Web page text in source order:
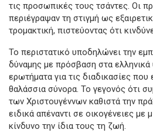
τις προσωπικές τους τσάντες. Οι
περιέγραψαν τη στιγμή ως
τρομακτική, πιστεύοντας ότι
Το περιστατικό υποδηλώνει την
δύναμης με πρόσβαση στα ελληνικά
ερωτήματα για τις διαδικασίες
θαλάσσια σύνορα. Το γεγονός ότι
των Χριστουγέννων καθιστά την
ειδικά απέναντι σε οικογένειες με
κίνδυνο την ίδια τους τη ζωή.